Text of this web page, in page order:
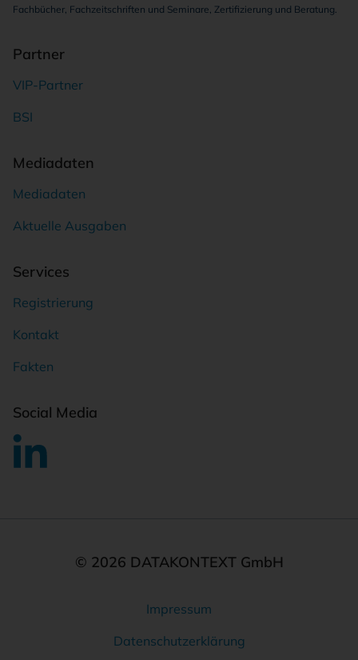
Fachbücher, Fachzeitschriften und Seminare, Zertifizierung und Beratung.
Partner
VIP-Partner
BSI
Mediadaten
Mediadaten
Aktuelle Ausgaben
Services
Registrierung
Kontakt
Fakten
Social Media
© 2026 DATAKONTEXT GmbH
Impressum
Datenschutzerklärung